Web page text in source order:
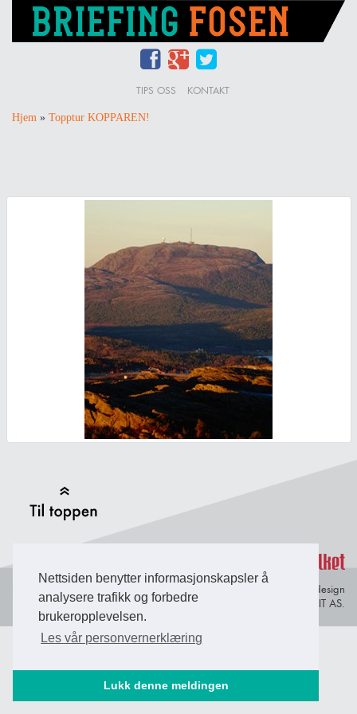
Nettsiden benytter informasjonskapsler å
analysere trafikk og forbedre
brukeropplevelsen.
Les vår personvernerklæring
Lukk denne meldingen
TIPS OSS KONTAKT
Hjem » Topptur KOPPAREN!
Personvern og
informasjonskapsler
© Copyright 2026 Briefing Fosen.
Webdesign
av Lindbak IT AS.